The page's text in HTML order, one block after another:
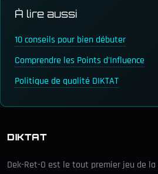
À lire aussi
10 conseils pour bien débuter
Comprendre les Points d'Influence
Politique de qualité DIKTAT
DIKTAT
Dek-Ret-O est le tout premier jeu de